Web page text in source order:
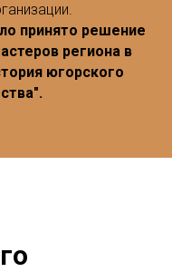
принято решение
региона в
югорского